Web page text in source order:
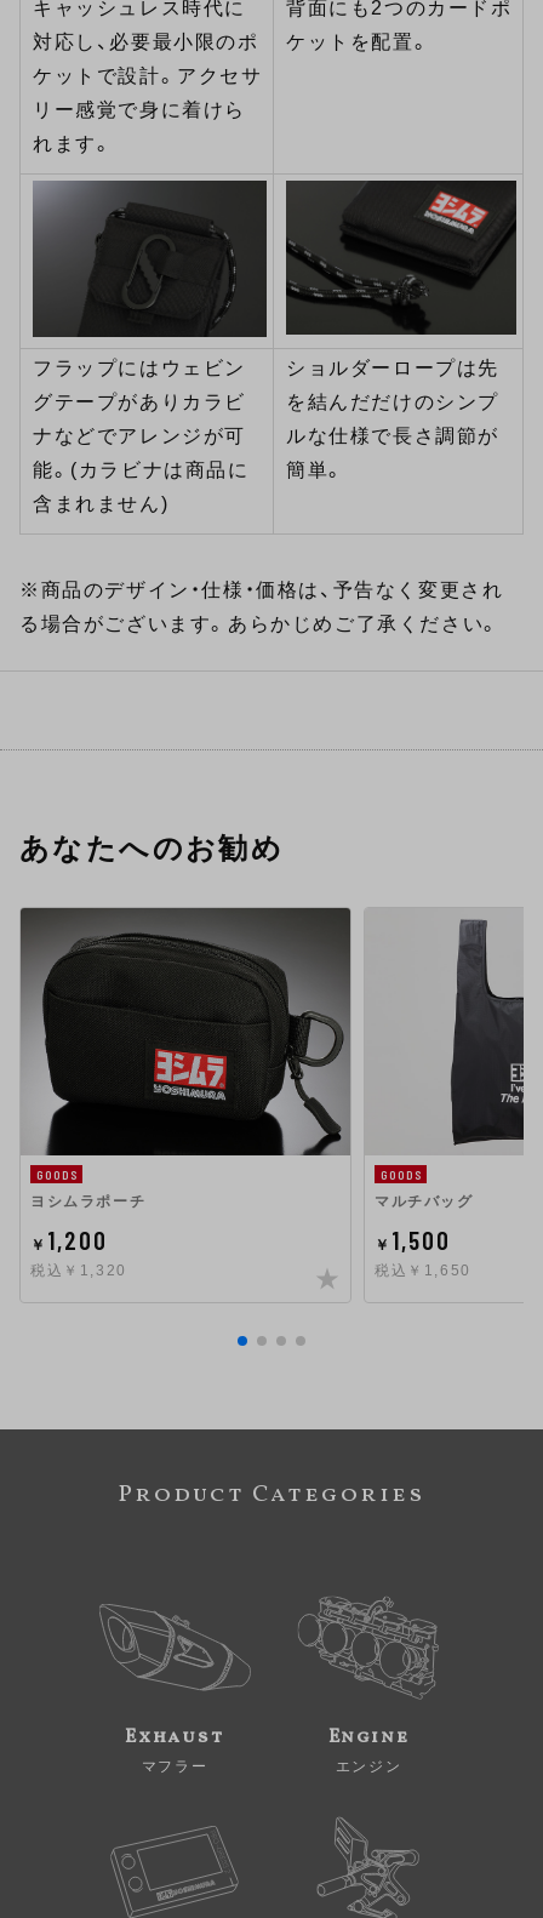
キャッシュレス時代に
対応し、必要最小限のポ
ケットで設計。アクセサ
リー感覚で身に着けら
れます。
背面にも2つのカードポ
ケットを配置。
フラップにはウェビン
グテープがありカラビ
ナなどでアレンジが可
能。(カラビナは商品に
含まれません)
ショルダーロープは先
を結んだだけのシンプ
ルな仕様で長さ調節が
簡単。
※商品のデザイン・仕様・価格は、予告なく変更され
る場合がございます。あらかじめご了承ください。
あなたへのお勧め
GOODS
ヨシムラポーチ
￥ 1,200
税込￥1,320
GOODS
マルチバッグ
￥ 1,500
税込￥1,650
Product Categories
Exhaust
マフラー
Engine
エンジン